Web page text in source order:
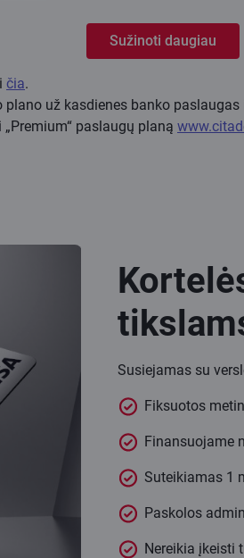
Sužinoti daugiau
čia.
už kasdienes banko
paslaugų planą
Susiejamas su
Fiksuotos
Finansuojame
Suteikiamas 1
Paskolos
Nereikia įkeisti